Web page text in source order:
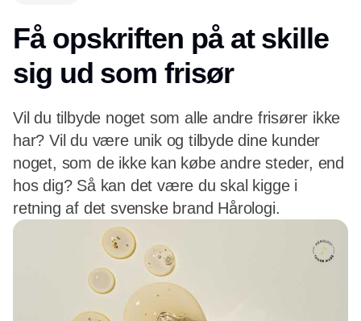
Få opskriften på at skille
sig ud som frisør
Vil du tilbyde noget som alle andre frisører ikke
har? Vil du være unik og tilbyde dine kunder
noget, som de ikke kan købe andre steder, end
hos dig? Så kan det være du skal kigge i
retning af det svenske brand Hårologi.